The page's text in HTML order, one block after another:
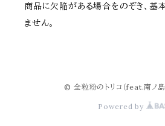
商品に欠陥がある場合をのぞき、基
ません。
© 全粒粉のトリコ（feat.南ノ島
Powered by